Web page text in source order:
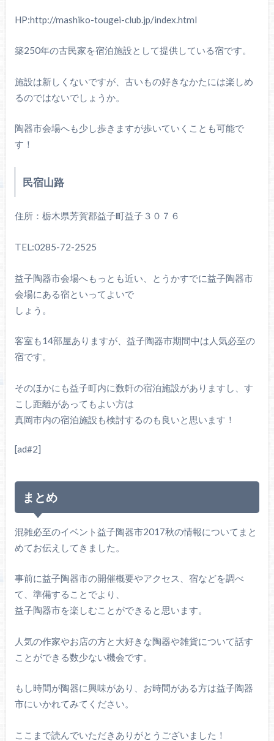
HP:http://mashiko-tougei-club.jp/index.html
築250年の古民家を宿泊施設として提供している宿です。
施設は新しくないですが、古いもの好きなかたには楽しめ
るのではないでしょうか。
陶器市会場へも少し歩きますが歩いていくことも可能で
す！
民宿山路
住所：栃木県芳賀郡益子町益子３０７６
TEL:0285-72-2525
益子陶器市会場へもっとも近い、とうかすでに益子陶器市
会場にある宿といってよいで
しょう。
客室も14部屋ありますが、益子陶器市期間中は人気必至の
宿です。
そのほかにも益子町内に数軒の宿泊施設がありますし、す
こし距離があってもよい方は
真岡市内の宿泊施設も検討するのも良いと思います！
[ad#2]
まとめ
混雑必至のイベント益子陶器市2017秋の情報についてまと
めてお伝えしてきました。
事前に益子陶器市の開催概要やアクセス、宿などを調べ
て、準備することでより、
益子陶器市を楽しむことができると思います。
人気の作家やお店の方と大好きな陶器や雑貨について話す
ことができる数少ない機会です。
もし時間が陶器に興味があり、お時間がある方は益子陶器
市にいかれてみてください。
ここまで読んでいただきありがとうございました！